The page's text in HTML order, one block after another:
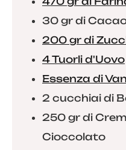
30 gr di
200 gr di
4 Tuorli d'Uovo
Essenza di
2 cucchiai di
250 gr di
Cioccolato